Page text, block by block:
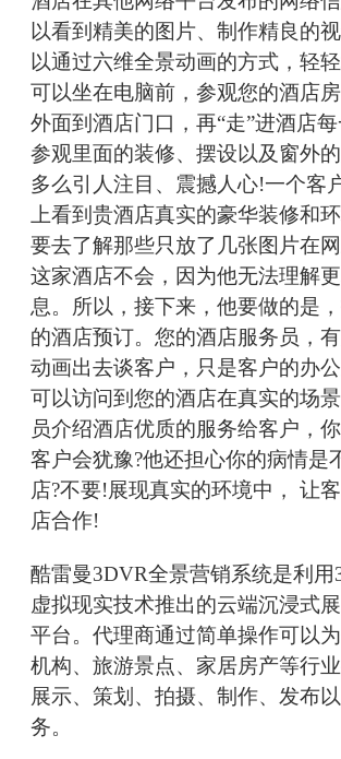
以看到精美的图片、制作精良的
以通过六维全景动画的方式，轻
可以坐在电脑前，参观您的酒店
外面到酒店门口，再“走”进酒店每
参观里面的装修、摆设以及窗外
多么引人注目、震撼人心!一个客
上看到贵酒店真实的豪华装修和
要去了解那些只放了几张图片在
这家酒店不会，因为他无法理解
息。所以，接下来，他要做的是
的酒店预订。您的酒店服务员，
动画出去谈客户，只是客户的办
可以访问到您的酒店在真实的场
员介绍酒店优质的服务给客户，
客户会犹豫?他还担心你的病情是
店?不要!展现真实的环境中， 让
店合作!
酷雷曼3DVR全景营销系统是利用
虚拟现实技术推出的云端沉浸式
平台。代理商通过简单操作可以
机构、旅游景点、家居房产等行
展示、策划、拍摄、制作、发布
务。